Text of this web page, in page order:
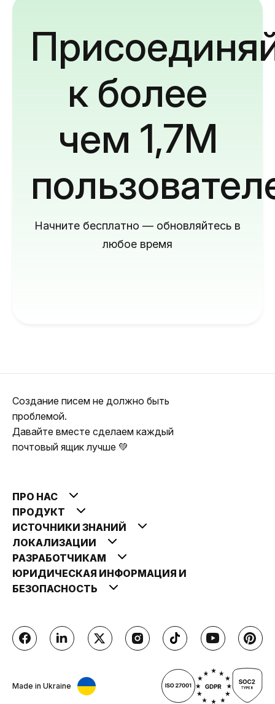
к более
чем 1,7M
Начните бесплатно — обновляйтесь в
любое время
Создание писем не должно быть
проблемой.
Давайте вместе сделаем каждый
почтовый ящик лучше 💚
ПРО НАС
ПРОДУКТ
ИСТОЧНИКИ ЗНАНИЙ
ЛОКАЛИЗАЦИИ
РАЗРАБОТЧИКАМ
ЮРИДИЧЕСКАЯ ИНФОРМАЦИЯ И
БЕЗОПАСНОСТЬ
Made in Ukraine